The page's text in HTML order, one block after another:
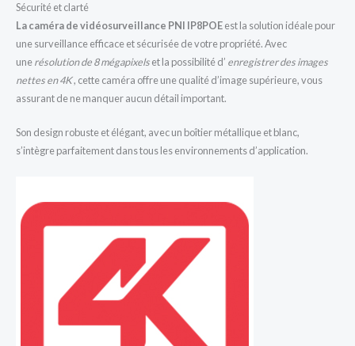
Sécurité et clarté
La caméra de vidéosurveillance PNI IP8POEest la solution idéale pour
une surveillance efficace et sécurisée de votre propriété. Avec
unerésolutionde 8 mégapixelset la possibilité d’ enregistrer des images
nettes en 4K, cette caméra offre une qualité d’image supérieure, vous
assurant de ne manquer aucun détail important.
Son design robuste et élégant, avec un boîtier métallique et blanc,
s’intègre parfaitement dans tous les environnements d’application.